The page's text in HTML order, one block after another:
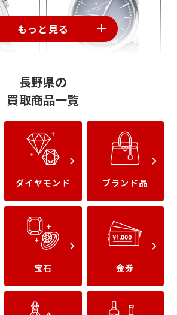
ップ パネライ
IWC
もっと見る
長野県の
買取商品一覧
ダイヤモンド ブランド品
宝石 金券